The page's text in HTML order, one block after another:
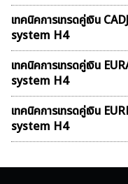
เทคนิคการเทรดคู่เงิน
system H4
เทคนิคการเทรดคู่เงิน
system H4
เทคนิคการเทรดคู่เงิน
system H4